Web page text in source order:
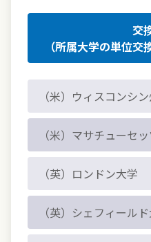
交
（所属大学の単位交
（米）ウィスコンシ
（米）マサチューセ
（英）ロンドン大学
（英）シェフィール